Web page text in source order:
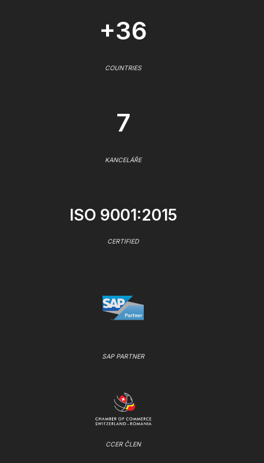
+36
COUNTRIES
7
KANCELÁŘE
ISO 9001:2015
CERTIFIED
SAP PARTNER
CCER ČLEN